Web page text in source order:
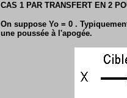
CAS 1 PAR TRANSFERT EN 2
On suppose Yo = 0 .
une poussée à l'apogée.